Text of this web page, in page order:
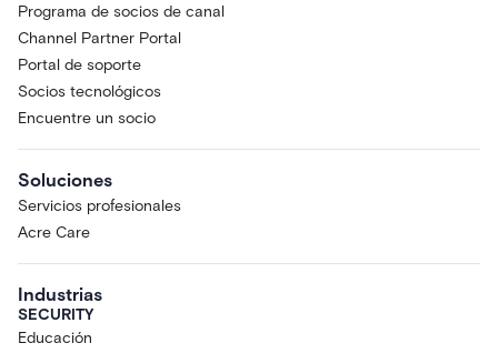
Programa de socios de canal
Channel Partner Portal
Portal de soporte
Socios tecnológicos
Encuentre un socio
Soluciones
Servicios profesionales
Acre Care
Industrias
SECURITY
Educación